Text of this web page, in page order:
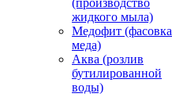
(производство
жидкого мыла)
Медофит (фасовка
меда)
Аква (розлив
бутилированной
воды)